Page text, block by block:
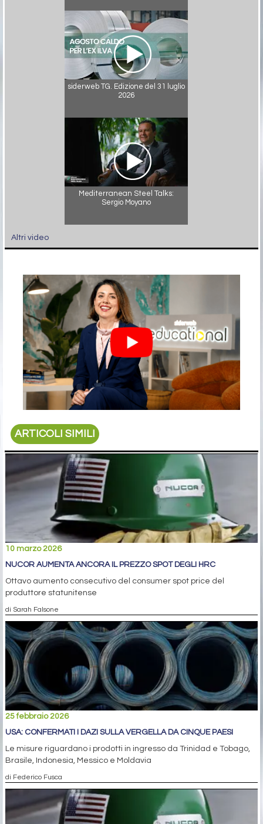
siderweb TG. Edizione del 31 luglio
2026
Mediterranean Steel Talks:
Sergio Moyano
Altri video
ARTICOLI SIMILI
10 marzo 2026
NUCOR AUMENTA ANCORA IL PREZZO SPOT DEGLI HRC
Ottavo aumento consecutivo del consumer spot price del
produttore statunitense
di Sarah Falsone
25 febbraio 2026
USA: CONFERMATI I DAZI SULLA VERGELLA DA CINQUE PAESI
Le misure riguardano i prodotti in ingresso da Trinidad e Tobago,
Brasile, Indonesia, Messico e Moldavia
di Federico Fusca